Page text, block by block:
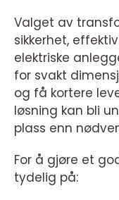
Valget av
sikkerhet,
elektriske
for svakt
og få kortere
løsning kan bli
plass enn
For å gjøre et
tydelig på: